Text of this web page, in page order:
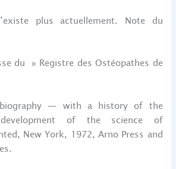
plus actuellement. Note du
du » Registre des Ostéopathes de
— with a history of the
of the science of
New York, 1972, Arno Press and